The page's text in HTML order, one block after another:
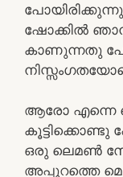
ഷോക്കിൽ
കാണുന്നതു
ആരോ എന്നെ
കൂട്ടിക്കൊണ്ടു
ഒരു ലെമൺ
അപ്പുറത്തെ